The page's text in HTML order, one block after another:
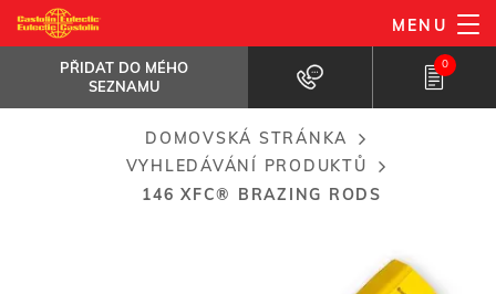
Přejít
k
hlavnímu
obsahu
MENU
PŘIDAT DO MÉHO
SEZNAMU
0
146 XFC® brazing rods
PŘIDAT DO MÉHO SEZNAMU
Breadcrumb
DOMOVSKÁ STRÁNKA
VYHLEDÁVÁNÍ PRODUKTŮ
146 XFC® BRAZING RODS